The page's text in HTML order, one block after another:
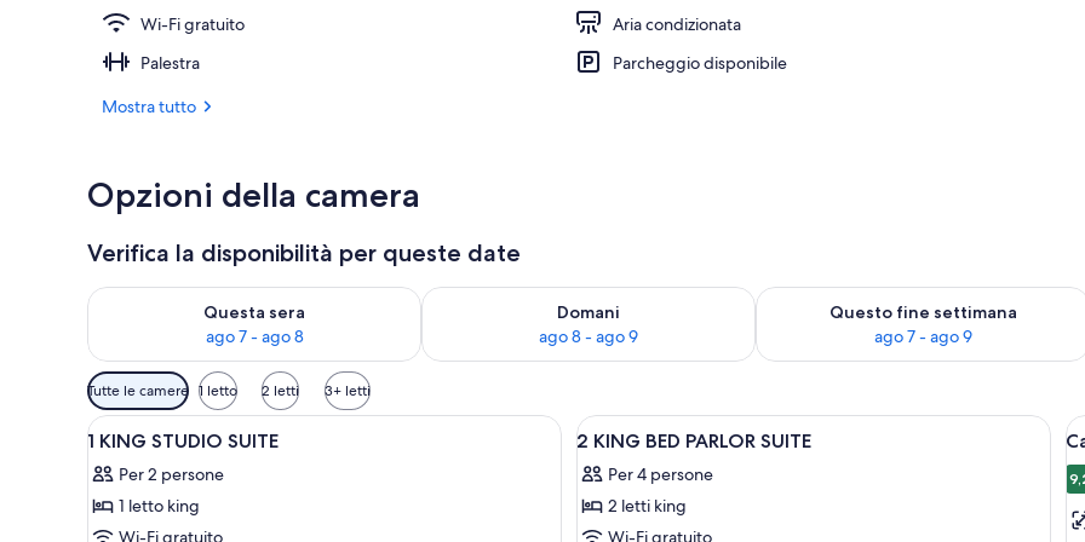
Wi-Fi gratuito
Aria condizionata
Palestra
Parcheggio disponibile
Mostra tutto
Opzioni della camera
Verifica la disponibilità per queste date
Questa sera
ago 7 - ago 8
Verifica la disponibilità per questa sera, ago 7 - ago 8
Domani
ago 8 - ago 9
Verifica la disponibilità per domani, ago 8 - ago 9
Questo fine settimana
ago 7 - ago 9
Verifica la disponibilità per questo
Filtri
disponibili
per
camere
Tutte le camere 1 letto 2 letti 3+ letti
Apri
tutte
le
foto
Biancheria da letto ipoallergenica, copriletto in piuma, una scrivania
5
1 KING STUDIO SUITE
Per 2 persone
1 letto king
Wi-Fi gratuito
Apri
tutte
le
foto
Biancheria da letto ipoallergenica,
18
2 KING BED PARLOR SUITE
Per 4 persone
2 letti king
Wi-Fi gratuito
le